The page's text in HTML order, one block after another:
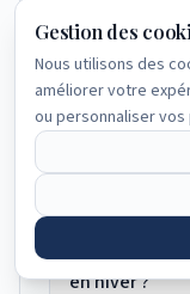
Gestion des
Nous utilisons des
améliorer votre
ou personnaliser
ventilation
thermiques.
que faire ?
Trois actions
: 1) Améliorer
Comment
en hiver ?